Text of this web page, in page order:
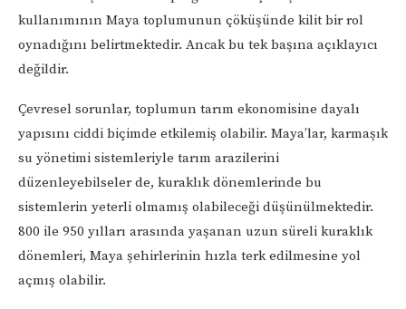
kullanımının Maya toplumunun çöküşünde kilit bir rol
oynadığını belirtmektedir. Ancak bu tek başına açıklayıcı
değildir.
Çevresel sorunlar, toplumun tarım ekonomisine dayalı
yapısını ciddi biçimde etkilemiş olabilir. Maya’lar, karmaşık
su yönetimi sistemleriyle tarım arazilerini
düzenleyebilseler de, kuraklık dönemlerinde bu
sistemlerin yeterli olmamış olabileceği düşünülmektedir.
800 ile 950 yılları arasında yaşanan uzun süreli kuraklık
dönemleri, Maya şehirlerinin hızla terk edilmesine yol
açmış olabilir.